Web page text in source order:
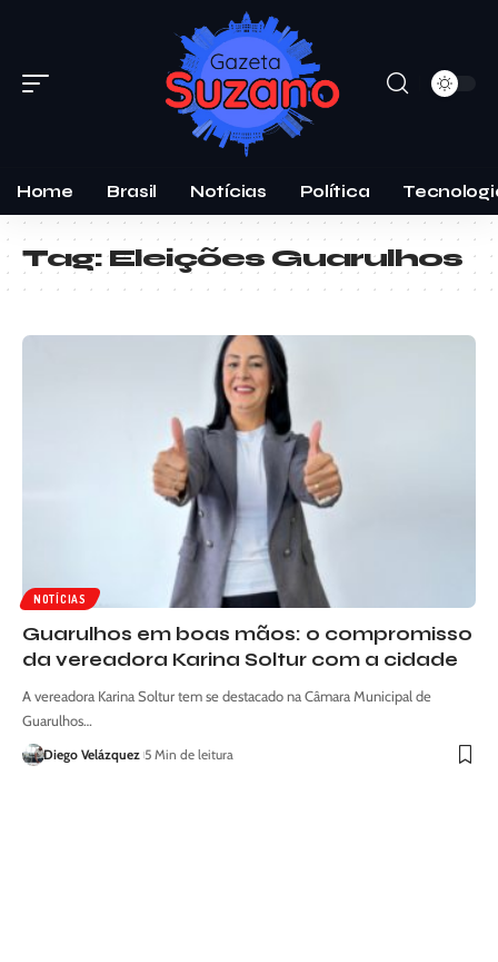
Home Brasil Notícias Política
Tag:Eleições Guarulhos
NOTÍCIAS
Guarulhos em boas mãos: o compromisso
da vereadora Karina Soltur com a cidade
A vereadora Karina Soltur tem se destacado na Câmara Municipal de
Guarulhos…
Diego Velázquez 5 Min de leitura